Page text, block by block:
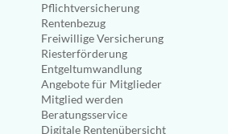
Pflichtversicherung
Rentenbezug
Freiwillige Versicherung
Riesterförderung
Entgeltumwandlung
Angebote für Mitglieder
Mitglied werden
Beratungsservice
Digitale Rentenübersicht